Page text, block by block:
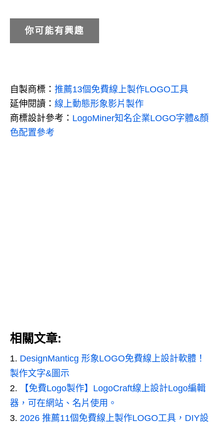
你可能有興趣
自製商標： 推薦13個免費線上製作LOGO工具
延伸閱讀： 線上動態形象影片製作
商標設計參考： LogoMiner知名企業LOGO字體&顏
色配置參考
相關文章:
DesignManticg 形象LOGO免費線上設計軟體！
製作文字&圖示
【免費Logo製作】LogoCraft線上設計Logo編輯
器，可在網站、名片使用。
2026 推薦11個免費線上製作LOGO工具，DIY設